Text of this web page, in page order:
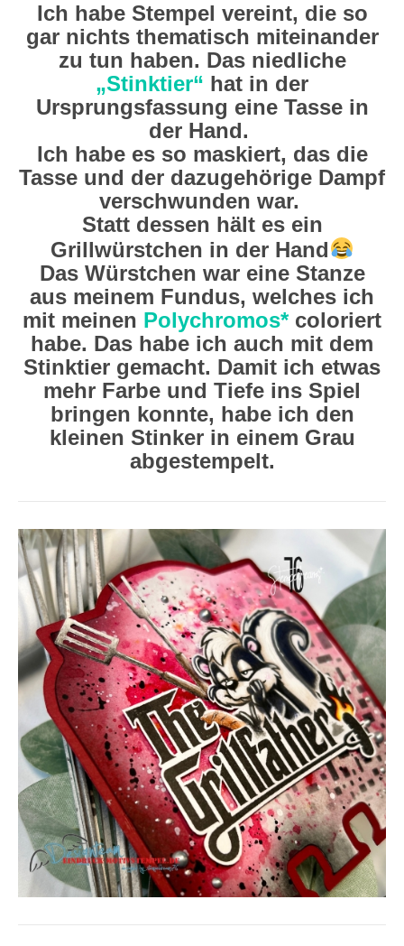
Ich habe Stempel vereint, die so
gar nichts thematisch miteinander
zu tun haben. Das niedliche
„Stinktier“ hat in der
Ursprungsfassung eine Tasse in
der Hand.
Ich habe es so maskiert, das die
Tasse und der dazugehörige Dampf
verschwunden war.
Statt dessen hält es ein
Grillwürstchen in der Hand
Das Würstchen war eine Stanze
aus meinem Fundus, welches ich
mit meinen Polychromos*coloriert
habe. Das habe ich auch mit dem
Stinktier gemacht. Damit ich etwas
mehr Farbe und Tiefe ins Spiel
bringen konnte, habe ich den
kleinen Stinker in einem Grau
abgestempelt.